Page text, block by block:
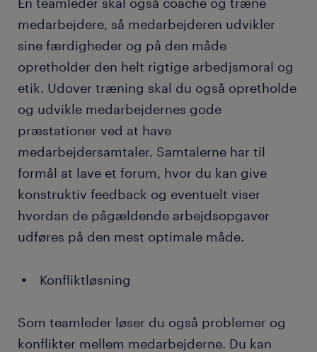
medarbejdere, så medarbejderen udvikler
sine færdigheder og på den måde
opretholder den helt rigtige arbedjsmoral og
etik. Udover træning skal du også opretholde
og udvikle medarbejdernes gode
præstationer ved at have
medarbejdersamtaler. Samtalerne har til
formål at lave et forum, hvor du kan give
konstruktiv feedback og eventuelt viser
hvordan de pågældende arbejdsopgaver
udføres på den mest optimale måde.
Konfliktløsning
Som teamleder løser du også problemer og
konflikter mellem medarbejderne. Du kan